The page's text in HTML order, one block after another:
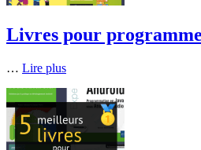
Livres pour
… Lire plus